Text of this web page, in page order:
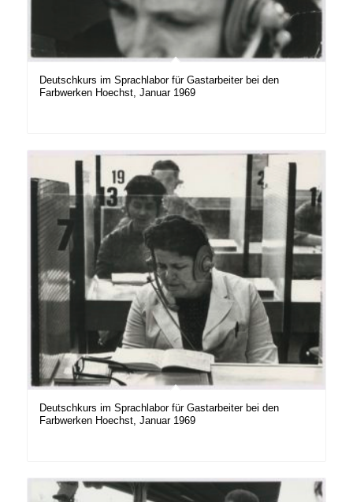
Deutschkurs im Sprachlabor für Gastarbeiter bei den
Farbwerken Hoechst, Januar 1969
Deutschkurs im Sprachlabor für Gastarbeiter bei den
Farbwerken Hoechst, Januar 1969